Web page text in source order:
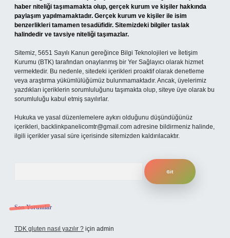
haber niteliği taşımamakta olup, gerçek kurum ve kişiler hakkında
paylaşım yapılmamaktadır. Gerçek kurum ve kişiler ile isim
benzerlikleri tamamen tesadüfidir. Sitemizdeki bilgiler taslak
halindedir ve tavsiye niteliği taşımazlar.
Sitemiz, 5651 Sayılı Kanun gereğince Bilgi Teknolojileri ve İletişim
Kurumu (BTK) tarafından onaylanmış bir Yer Sağlayıcı olarak hizmet
vermektedir. Bu nedenle, sitedeki içerikleri proaktif olarak denetleme
veya araştırma yükümlülüğümüz bulunmamaktadır. Ancak, üyelerimiz
yazdıkları içeriklerin sorumluluğunu taşımakta olup, siteye üye olarak bu
sorumluluğu kabul etmiş sayılırlar.
Hukuka ve yasal düzenlemelere aykırı olduğunu düşündüğünüz
içerikleri, backlinkpanelicomtr@gmail.com adresine bildirmeniz halinde,
ilgili içerikler yasal süre içerisinde sitemizden kaldırılacaktır.
Son Yorumlar
TDK gluten nasıl yazılır ? için admin